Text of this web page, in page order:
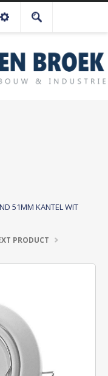
51MM KANTEL WIT
PRODUCT